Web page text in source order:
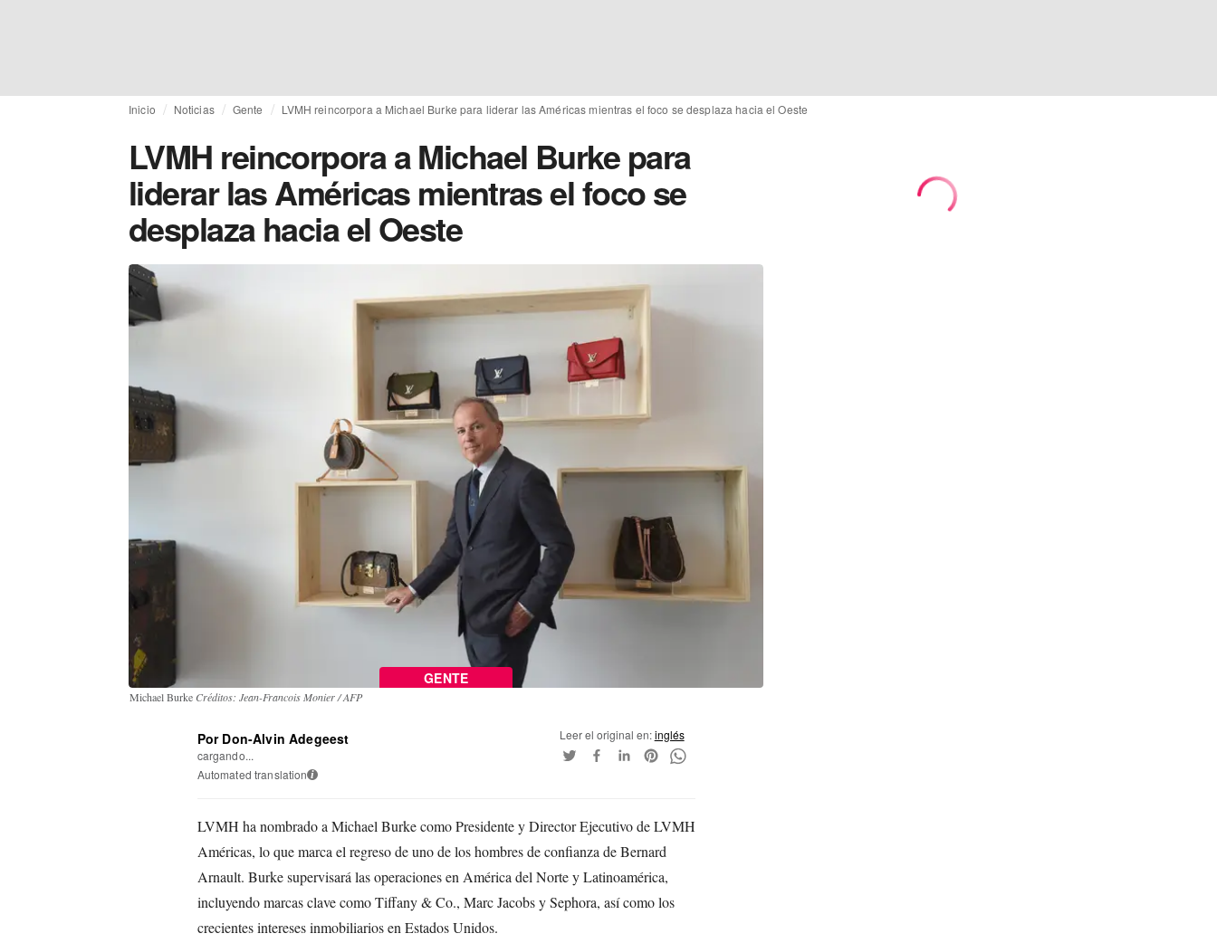
Inicio Noticias Gente LVMH reincorpora a Michael Burke para liderar las Américas mientras el foco se desplaza hacia el Oeste
LVMH reincorpora a Michael Burke para
liderar las Américas mientras el foco se
desplaza hacia el Oeste
GENTE
Michael Burke Créditos: Jean-Francois Monier / AFP
Por Don-Alvin Adegeest
cargando...
Automated translation i
Leer el original en:inglés
LVMH ha nombrado a Michael Burke como Presidente y Director Ejecutivo de LVMH
Américas, lo que marca el regreso de uno de los hombres de confianza de Bernard
Arnault. Burke supervisará las operaciones en América del Norte y Latinoamérica,
incluyendo marcas clave como Tiffany & Co., Marc Jacobs y Sephora, así como los
crecientes intereses inmobiliarios en Estados Unidos.